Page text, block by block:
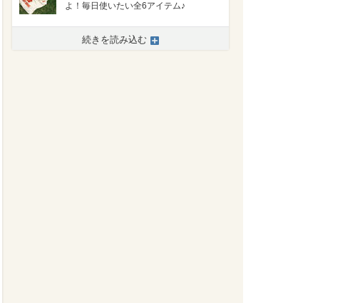
よ！毎日使いたい全6アイテム♪
続きを読み込む